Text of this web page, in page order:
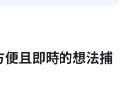
且即時的想法捕